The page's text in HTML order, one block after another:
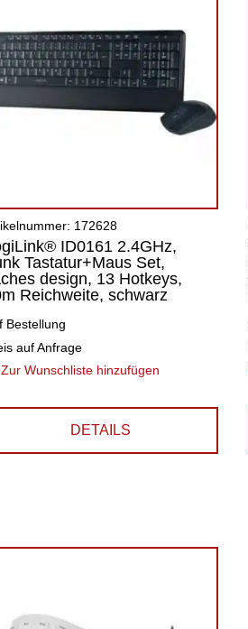
172628
ID0161 2.4GHz,
Tastatur+Maus Set,
design, 13 Hotkeys,
Reichweite, schwarz
Bestellung
auf Anfrage
Zur Wunschliste hinzufügen
DETAILS